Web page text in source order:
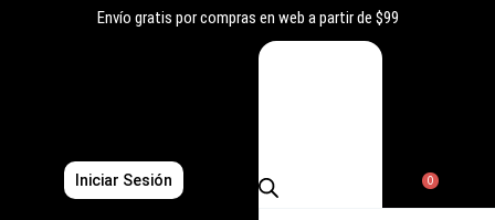
Envío gratis por compras en web a partir de $99
Iniciar Sesión
Búsqueda
0